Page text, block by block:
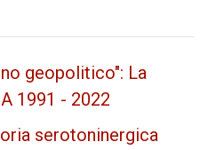
geopolitico": La
1991 - 2022
serotoninergica